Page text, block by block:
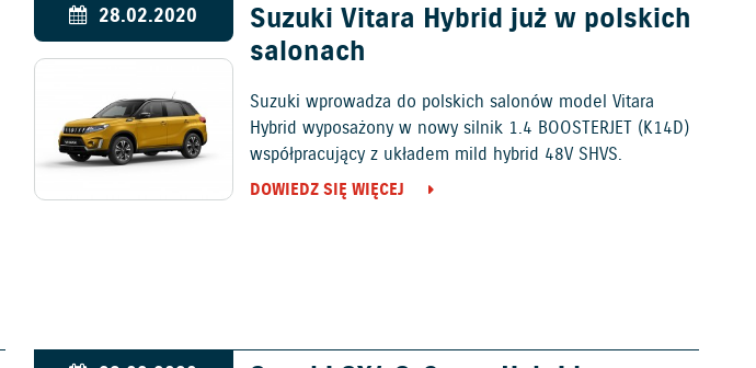
28.02.2020
Suzuki Vitara Hybrid już w polskich
salonach
Suzuki wprowadza do polskich salonów model Vitara
Hybrid wyposażony w nowy silnik 1.4 BOOSTERJET (K14D)
współpracujący z układem mild hybrid 48V SHVS.
DOWIEDZ SIĘ WIĘCEJ